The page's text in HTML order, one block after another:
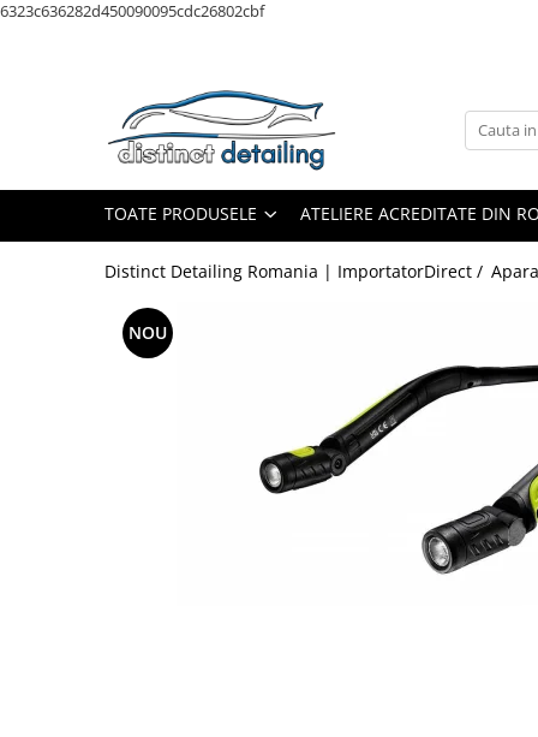
6323c636282d450090095cdc26802cbf
Aparate şi Unelte
Unelte Tornador®
Piese de Schimb Tornador®
Talere şi Piese de Schimb
Lămpi Inspecţie şi Lucru
TOATE PRODUSELE ATELIERE ACREDITATE DIN
Distinct Detailing Romania | ImportatorDirect /
NOU